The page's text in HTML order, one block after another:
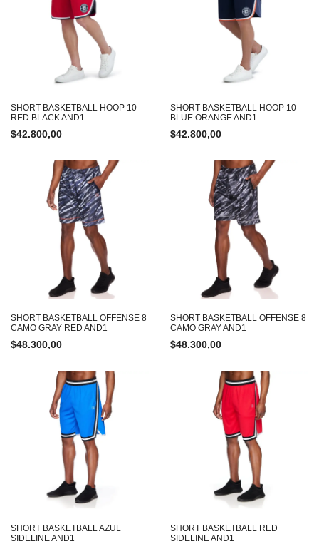
SHORT BASKETBALL HOOP 10
RED BLACK AND1
$42.800,00
SHORT BASKETBALL HOOP 10
BLUE ORANGE AND1
$42.800,00
SHORT BASKETBALL OFFENSE 8
CAMO GRAY RED AND1
$48.300,00
SHORT BASKETBALL OFFENSE 8
CAMO GRAY AND1
$48.300,00
SHORT BASKETBALL AZUL
SIDELINE AND1
SHORT BASKETBALL RED
SIDELINE AND1